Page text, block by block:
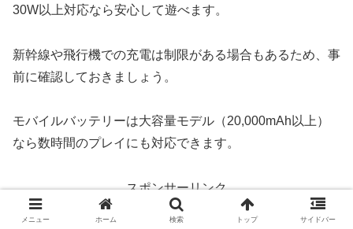
30W以上対応なら安心して遊べます。
新幹線や飛行機での充電は制限がある場合もあるため、事
前に確認しておきましょう。
モバイルバッテリーは大容量モデル（20,000mAh以上）
なら数時間のプレイにも対応できます。
スポンサーリンク
メニュー ホーム 検索 トップ サイドバー